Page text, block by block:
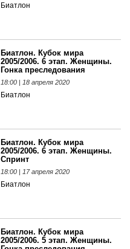
Биатлон
Биатлон. Кубок мира
2005/2006. 6 этап. Женщины.
Гонка преследования
18:00 | 18 апреля 2020
Биатлон
Биатлон. Кубок мира
2005/2006. 6 этап. Женщины.
Спринт
18:00 | 17 апреля 2020
Биатлон
Биатлон. Кубок мира
2005/2006. 5 этап. Женщины.